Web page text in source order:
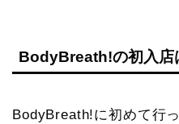
BodyBreath!の初入店
BodyBreath!に初めて行